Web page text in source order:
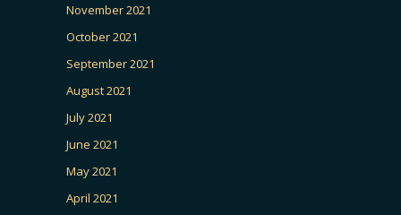
November 2021
October 2021
September 2021
August 2021
July 2021
June 2021
May 2021
April 2021